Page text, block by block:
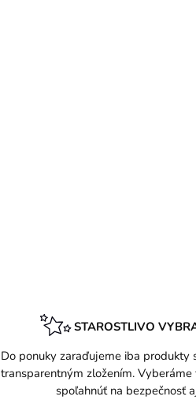
STAROSTLIVO
Do ponuky zaraďujeme iba produkty
transparentným zložením.
spoľahnúť na bezpečnosť